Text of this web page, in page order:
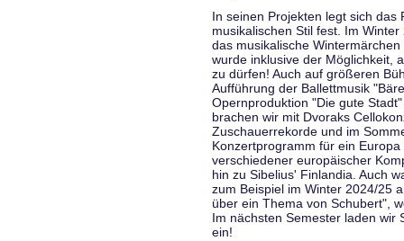
In seinen Projekten legt sich das
musikalischen Stil fest. Im
das musikalische
wurde inklusive der Möglichkeit,
zu dürfen! Auch auf größeren
Aufführung der Ballettmusik
Opernproduktion "Die gute
brachen wir mit Dvoraks
Zuschauerrekorde und im
Konzertprogramm für ein
verschiedener europäischer
hin zu Sibelius' Finlandia. Auch
zum Beispiel im Winter 2024/25
über ein Thema von Schubert",
Im nächsten Semester laden wir
ein!